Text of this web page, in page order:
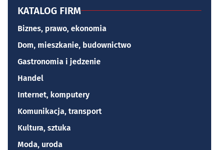
KATALOG FIRM
Biznes, prawo, ekonomia
Dom, mieszkanie, budownictwo
Gastronomia i jedzenie
Handel
Internet, komputery
Komunikacja, transport
Kultura, sztuka
Moda, uroda